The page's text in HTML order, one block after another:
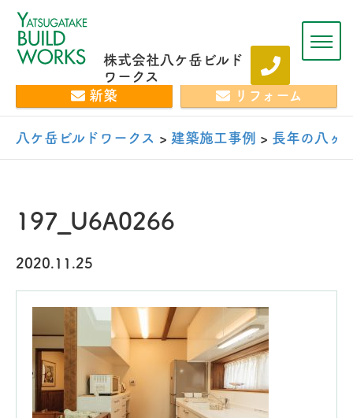
株式会社八ケ岳ビルド
ワークス
新築
リフォーム
八ケ岳ビルドワークス > 建築施工事例 > 長年の八ヶ
197_U6A0266
2020.11.25